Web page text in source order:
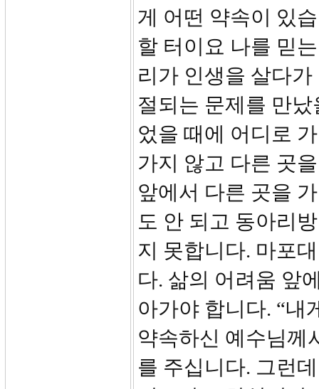
게 어떤 약속이 있
할 터이요 나를 믿
리가 인생을 살다
절되는 문제를 만
었을 때에 어디로
가지 않고 다른 곳
앞에서 다른 곳을
도 안 되고 동아리
지 못합니다. 마포
다. 삶의 어려움 앞
아가야 합니다. “내
약속하신 예수님께
를 주십니다. 그런